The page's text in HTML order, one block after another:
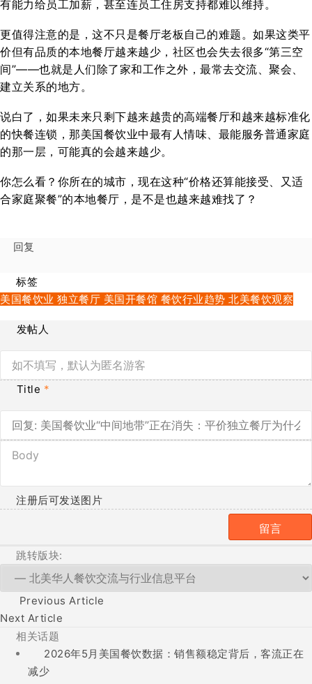
有能力给员工加薪，甚至连员工住房支持都难以维持。
更值得注意的是，这不只是餐厅老板自己的难题。如果这类平
价但有品质的本地餐厅越来越少，社区也会失去很多“第三空
间”——也就是人们除了家和工作之外，最常去交流、聚会、
建立关系的地方。
说白了，如果未来只剩下越来越贵的高端餐厅和越来越标准化
的快餐连锁，那美国餐饮业中最有人情味、最能服务普通家庭
的那一层，可能真的会越来越少。
你怎么看？你所在的城市，现在这种“价格还算能接受、又适
合家庭聚餐”的本地餐厅，是不是也越来越难找了？
回复
标签
美国餐饮业 独立餐厅 美国开餐馆 餐饮行业趋势 北美餐饮观察
发帖人
Title *
注册后可发送图片
跳转版块:
Previous Article
Next Article
相关话题
2026年5月美国餐饮数据：销售额稳定背后，客流正在
减少